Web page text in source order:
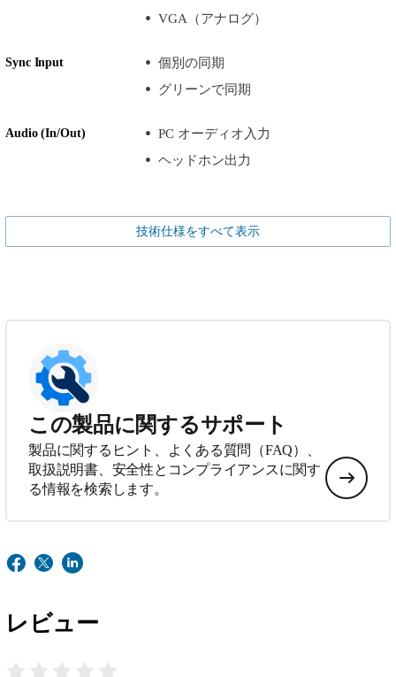
VGA（アナログ）
Sync Input
個別の同期
グリーンで同期
Audio (In/Out)
PC オーディオ入力
ヘッドホン出力
技術仕様をすべて表示
この製品に関するサポート
製品に関するヒント、よくある質問（FAQ）、
取扱説明書、安全性とコンプライアンスに関す
る情報を検索します。
レビュー